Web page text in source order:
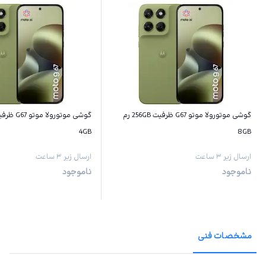
گوشی موتورولا موتو G67 ظرفیت 256GB رم
8GB
ارسال زیر ۳ ساعت
ناموجود
4GB
ارسال زیر ۳ ساعت
ناموجود
مشخصات فنی